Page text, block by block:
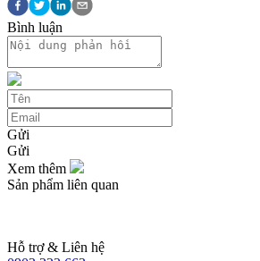
Bình luận
Gửi
Gửi
Xem thêm
Sản phẩm liên quan
Hỗ trợ & Liên hệ